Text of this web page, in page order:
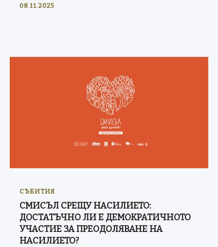
08.11.2025
СЪБИТИЯ
СМИСЪЛ СРЕЩУ НАСИЛИЕТО:
ДОСТАТЪЧНО ЛИ Е ДЕМОКРАТИЧНОТО
УЧАСТИЕ ЗА ПРЕОДОЛЯВАНЕ НА
НАСИЛИЕТО?